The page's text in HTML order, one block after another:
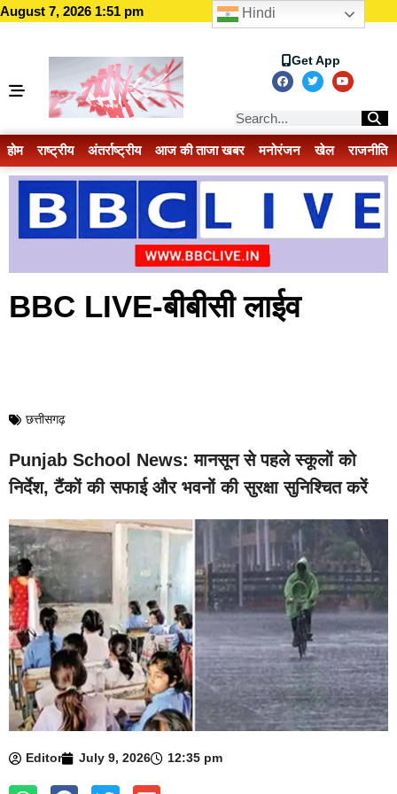
August 7, 2026 1:51 pm
Get App
होम राष्ट्रीय अंतर्राष्ट्रीय आज की ताजा खबर मनोरंजन खेल राजनीति
BBC LIVE-बीबीसी लाईव
छत्तीसगढ़
Punjab School News: मानसून से पहले स्कूलों को
निर्देश, टैंकों की सफाई और भवनों की सुरक्षा सुनिश्चित करें
Editor July 9, 2026 12:35 pm
Hindi